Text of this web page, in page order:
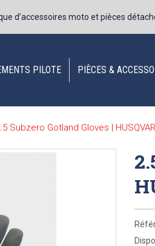
d’accessoires moto et pièces
PILOTE PIÈCES &
Subzero Gotland Gloves |